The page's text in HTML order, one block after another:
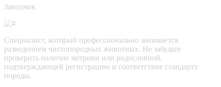
Заводчик
Специалист, который профессионально занимается
разведением чистопородных животных. Не забудьте
проверить наличие метрики или родословной,
подтверждающей регистрацию и соответствие стандарту
породы.